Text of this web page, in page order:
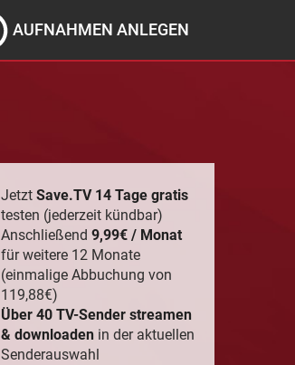
AUFNAHMEN ANLEGEN
Jetzt Save.TV 14 Tage gratis
testen (jederzeit kündbar)
Anschließend 9,99€ / Monat
für weitere 12 Monate
(einmalige Abbuchung von
119,88€)
Über 40 TV-Sender streamen
& downloadenin der aktuellen
Senderauswahl